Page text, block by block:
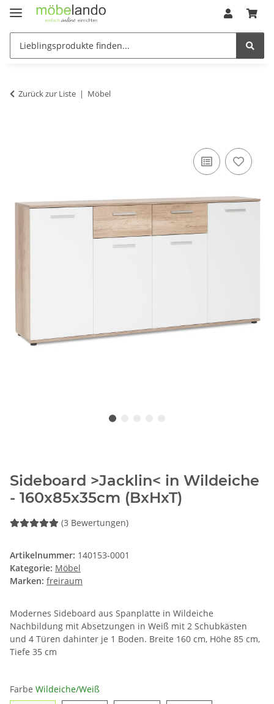
Zurück zur Liste Möbel
Sideboard >Jacklin< in Wildeiche
- 160x85x35cm (BxHxT)
(3 Bewertungen)
Artikelnummer: 140153-0001
Kategorie: Möbel
Marken: freiraum
Modernes Sideboard aus Spanplatte in Wildeiche
Nachbildung mit Absetzungen in Weiß mit 2 Schubkästen
und 4 Türen dahinter je 1 Boden. Breite 160 cm, Höhe 85 cm,
Tiefe 35 cm
Farbe Wildeiche/Weiß